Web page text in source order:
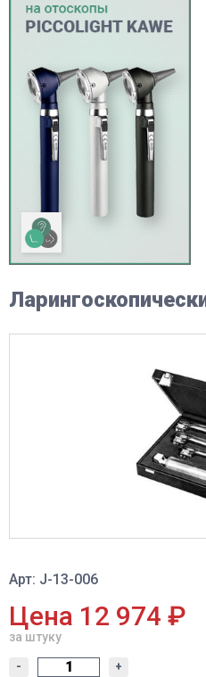
Арт: J-13-006
Цена 12 974 ₽
за штуку
- +